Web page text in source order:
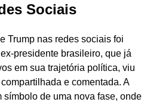
Sociais
Trump nas redes sociais foi
presidente brasileiro, que já
em sua trajetória política, viu
e comentada. A
símbolo de uma nova fase, onde